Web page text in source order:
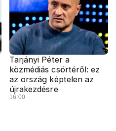
Tarjányi Péter a
közmédiás csörtéről: ez
az ország képtelen az
újrakezdésre
16:00